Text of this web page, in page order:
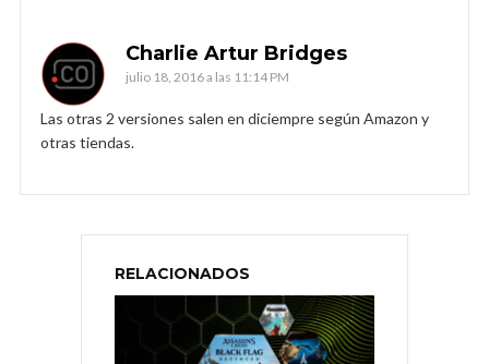
Charlie Artur Bridges
julio 18, 2016 a las 11:14 PM
Las otras 2 versiones salen en diciempre según Amazon y
otras tiendas.
RELACIONADOS